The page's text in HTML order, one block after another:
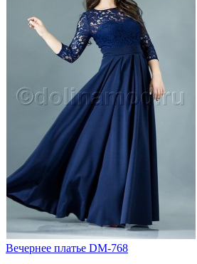
Вечернее платье DM-768